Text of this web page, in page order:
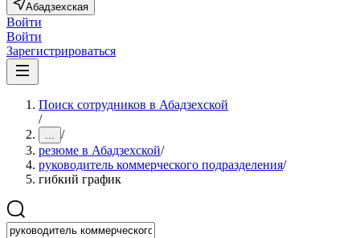
Абадзехская
Войти
Войти
Зарегистрироваться
Поиск сотрудников в Абадзехской
/
... /
резюме в Абадзехской/
руководитель коммерческого подразделения/
гибкий график